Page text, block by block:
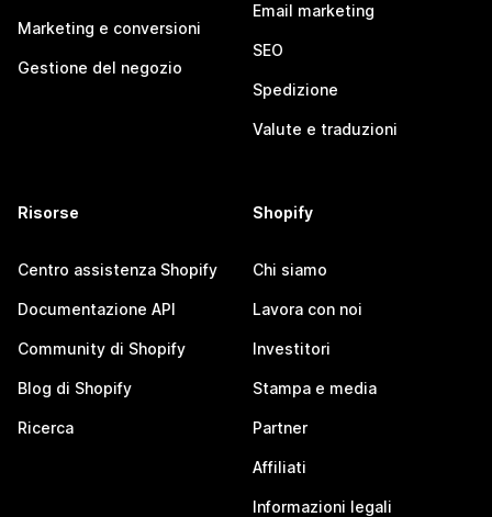
Marketing e conversioni
Gestione del negozio
Email marketing
SEO
Spedizione
Valute e traduzioni
Risorse
Centro assistenza Shopify
Documentazione API
Community di Shopify
Blog di Shopify
Ricerca
Shopify
Chi siamo
Lavora con noi
Investitori
Stampa e media
Partner
Affiliati
Informazioni legali